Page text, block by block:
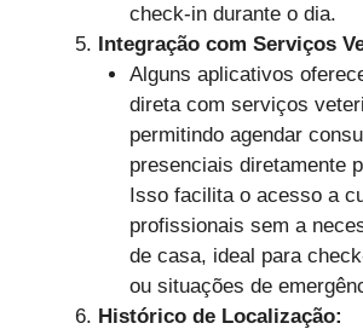
check-in durante o dia.
Integração com Serviços
Alguns aplicativos
direta com serviços
permitindo agendar
presenciais diretamente
Isso facilita o acesso a
profissionais sem a
de casa, ideal para
ou situações de
Histórico de Localização: